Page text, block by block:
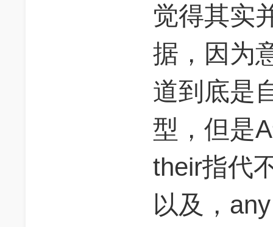
觉得其实
据，因为
道到底是
型，但是
their指代
以及，